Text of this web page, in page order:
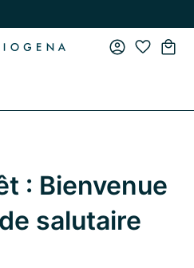
: Bienvenue
salutaire